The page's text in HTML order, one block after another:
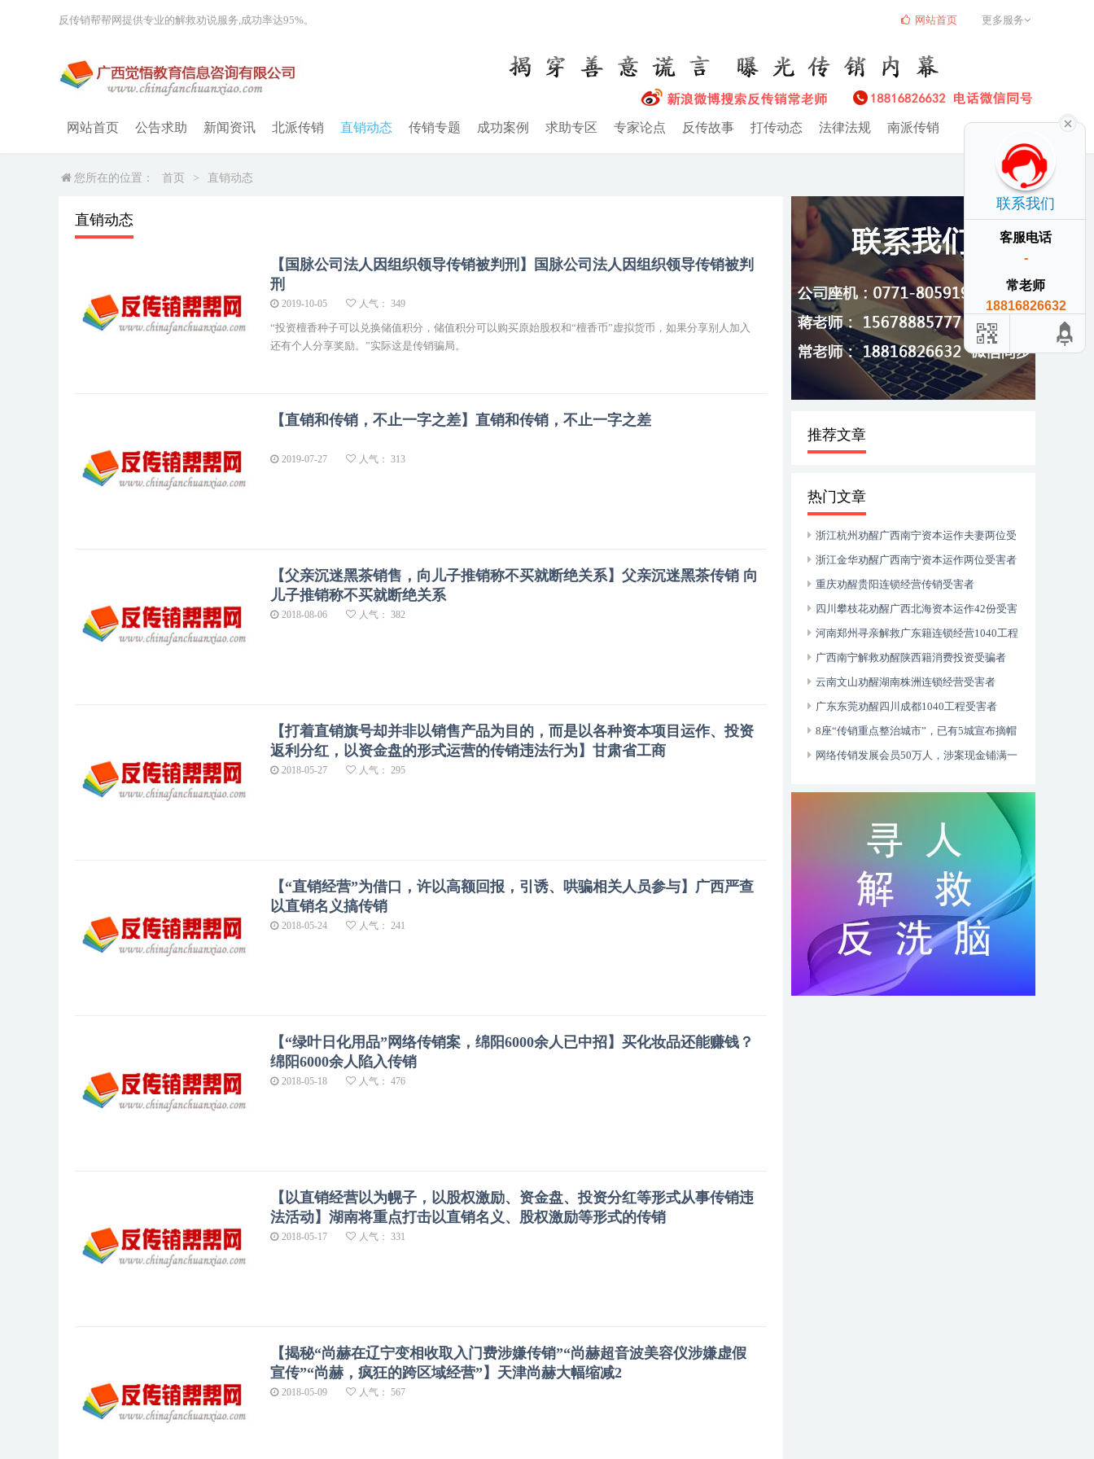
网站首页 公告求助 新闻资讯 北派传销 直销动态 传销专题 成功案例 求助专区 专家论点 反传故事 打传动态 法律法规 南派传销
网站首页 更多服务
反传销帮帮网提供专业的解救劝说服务,成功率达95%。
您所在的位置： 首页 > 直销动态
直销动态
【国脉公司法人因组织领导传销被判刑】国脉公司法人因组织领导传销被判
刑
2019-10-05 人气： 349
“投资檀香种子可以兑换储值积分，储值积分可以购买原始股权和“檀香币”虚拟货币，如果分享别人加入
还有个人分享奖励。”实际这是传销骗局。
【直销和传销，不止一字之差】直销和传销，不止一字之差
2019-07-27 人气： 313
【父亲沉迷黑茶销售，向儿子推销称不买就断绝关系】父亲沉迷黑茶传销 向
儿子推销称不买就断绝关系
2018-08-06 人气： 382
【打着直销旗号却并非以销售产品为目的，而是以各种资本项目运作、投资
返利分红，以资金盘的形式运营的传销违法行为】甘肃省工商
2018-05-27 人气： 295
【“直销经营”为借口，许以高额回报，引诱、哄骗相关人员参与】广西严查
以直销名义搞传销
2018-05-24 人气： 241
【“绿叶日化用品”网络传销案，绵阳6000余人已中招】买化妆品还能赚钱？
绵阳6000余人陷入传销
2018-05-18 人气： 476
【以直销经营以为幌子，以股权激励、资金盘、投资分红等形式从事传销违
法活动】湖南将重点打击以直销名义、股权激励等形式的传销
2018-05-17 人气： 331
【揭秘“尚赫在辽宁变相收取入门费涉嫌传销”“尚赫超音波美容仪涉嫌虚假
宣传”“尚赫，疯狂的跨区域经营”】天津尚赫大幅缩减2
2018-05-09 人气： 567
推荐文章
热门文章
浙江杭州劝醒广西南宁资本运作夫妻两位受
害者
浙江金华劝醒广西南宁资本运作两位受害者
重庆劝醒贵阳连锁经营传销受害者
四川攀枝花劝醒广西北海资本运作42份受害
者河南郑州寻亲解救广东籍连锁经营1040工程
受害者
广西南宁解救劝醒陕西籍消费投资受骗者
云南文山劝醒湖南株洲连锁经营受害者
广东东莞劝醒四川成都1040工程受害者
8座“传销重点整治城市”，已有5城宣布摘帽
网络传销发展会员50万人，涉案现金铺满一
联系我们
客服电话
-
常老师
18816826632